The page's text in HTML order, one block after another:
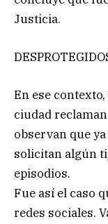
Justicia.
En ese
ciudad
observan que
solicitan algún
episodios.
Fue así el caso
redes sociales.